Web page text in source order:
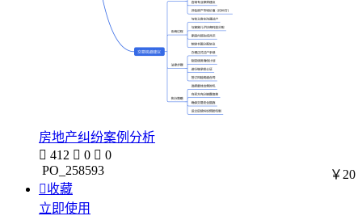
房地产纠纷案例分析
 412  0  0
PO_258593
￥20
收藏
立即使用